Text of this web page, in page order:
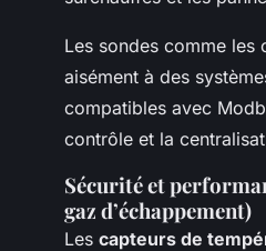
Les sondes comme les
aisément à des
compatibles avec
contrôle et la
Sécurité et
gaz d’échappement)
Les capteurs de